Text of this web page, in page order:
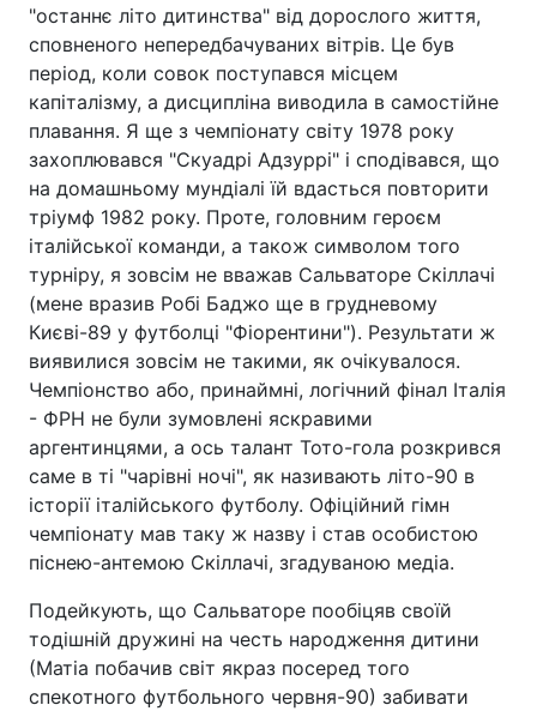
"останнє літо дитинства" від дорослого життя,
сповненого непередбачуваних вітрів. Це був
період, коли совок поступався місцем
капіталізму, а дисципліна виводила в самостійне
плавання. Я ще з чемпіонату світу 1978 року
захоплювався "Скуадрі Адзуррі" і сподівався, що
на домашньому мундіалі їй вдасться повторити
тріумф 1982 року. Проте, головним героєм
італійської команди, а також символом того
турніру, я зовсім не вважав Сальваторе Скіллачі
(мене вразив Робі Баджо ще в грудневому
Києві-89 у футболці "Фіорентини"). Результати ж
виявилися зовсім не такими, як очікувалося.
Чемпіонство або, принаймні, логічний фінал Італія
- ФРН не були зумовлені яскравими
аргентинцями, а ось талант Тото-гола розкрився
саме в ті "чарівні ночі", як називають літо-90 в
історії італійського футболу. Офіційний гімн
чемпіонату мав таку ж назву і став особистою
піснею-антемою Скіллачі, згадуваною медіа.
Подейкують, що Сальваторе пообіцяв своїй
тодішній дружині на честь народження дитини
(Матіа побачив світ якраз посеред того
спекотного футбольного червня-90) забивати